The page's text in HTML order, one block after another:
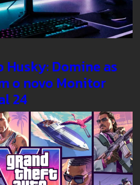
Husky: Domine as
o novo Monitor
24